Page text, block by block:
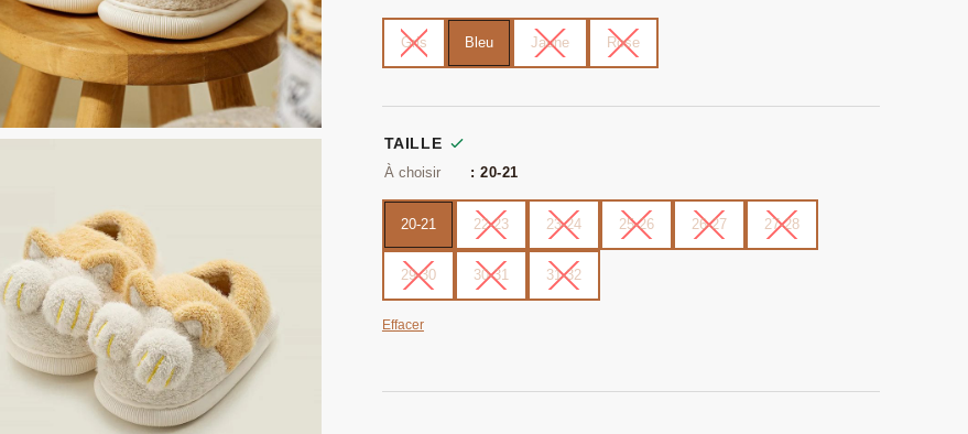
Gris Bleu Jaune Rose
TAILLE
: 20-21
20-21 22-23 23-24 25-26 26-27 27-28
29-30 30-31 31-32
Effacer